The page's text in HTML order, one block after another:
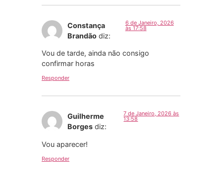
Constança
Brandão diz:
6 de Janeiro, 2026
às 17:58
Vou de tarde, ainda não consigo
confirmar horas
Responder
Guilherme
Borges diz:
7 de Janeiro, 2026 às
13:58
Vou aparecer!
Responder